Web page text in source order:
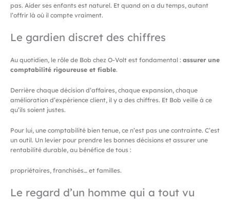
pas. Aider ses enfants est naturel. Et quand on a du temps, autant
l’offrir là où il compte vraiment.
Le gardien discret des chiffres
Au quotidien, le rôle de Bob chez O-Volt est fondamental : assurer une
comptabilité rigoureuse et fiable.
Derrière chaque décision d’affaires, chaque expansion, chaque
amélioration d’expérience client, il y a des chiffres. Et Bob veille à ce
qu’ils soient justes.
Pour lui, une comptabilité bien tenue, ce n’est pas une contrainte. C’est
un outil. Un levier pour prendre les bonnes décisions et assurer une
rentabilité durable, au bénéfice de tous :
propriétaires, franchisés… et familles.
Le regard d’un homme qui a tout vu